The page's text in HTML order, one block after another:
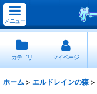
メニュー
カテゴリ マイページ
ホーム > エルドレインの森 >